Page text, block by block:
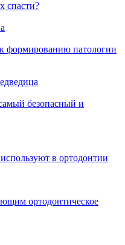
спасти?
формированию патологии
безопасный и
в ортодонтии
ортодонтическое